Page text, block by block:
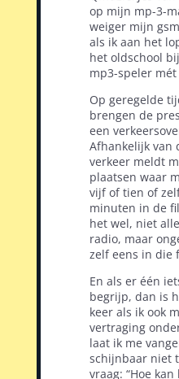
op mijn mp-3-
weiger mijn
als ik aan het
het oldschool
mp3-speler
Op geregelde
brengen de
een
Afhankelijk van
verkeer meldt
plaatsen waar
vijf of tien of
minuten in de
het wel, niet
radio, maar
zelf eens in die
En als er één
begrijp, dan is
keer als ik ook
vertraging
laat ik me
schijnbaar niet
vraag: “Hoe